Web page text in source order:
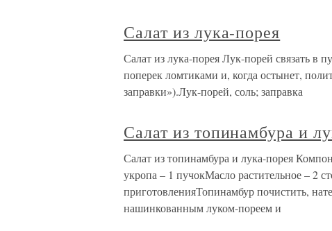
Салат из лука-порея
Салат из лука-порея Лук-порей связать в
поперек ломтиками и, когда остынет,
заправки»).Лук-порей, соль; заправка
Салат из топинамбура и
Салат из топинамбура и лука-порея
укропа – 1 пучокМасло растительное – 2
приготовленияТопинамбур почистить,
нашинкованным луком-пореем и